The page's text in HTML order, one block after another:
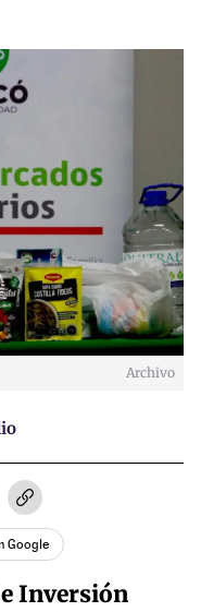
Archivo
Google
Inversión